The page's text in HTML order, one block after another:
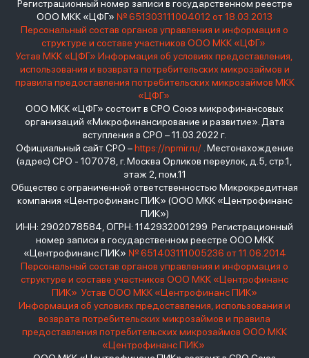
Регистрационный номер записи в государственном реестре
ООО МКК «ЦФГ» № 651303111004012 от 18.03.2013
Персональный состав органов управления и информация о
структуре и составе участников ООО МКК «ЦФГ»
Устав МКК «ЦФГ» Информация об условиях предоставления,
использования и возврата потребительских микрозаймов и
правила предоставления потребительских микрозаймов МКК
«ЦФГ»
ООО МКК «ЦФГ» состоит в СРО Союз микрофинансовых
организаций «Микрофинансирование и развитие». Дата
вступления в СРО – 11.03.2022 г.
Официальный сайт СРО –https://npmir.ru/. Местонахождение
(адрес) СРО - 107078, г. Москва Орликов переулок, д.5, стр.1,
этаж 2, пом.11
Общество с ограниченной ответственностью Микрокредитная
компания «Центрофинанс ПИК» (ООО МКК «Центрофинанс
ПИК»)
ИНН: 2902078584, ОГРН: 1142932001299 Регистрационный
номер записи в государственном реестре ООО МКК
«Центрофинанс ПИК» № 651403111005236 от 11.06.2014
Персональный состав органов управления и информация о
структуре и составе участников ООО МКК «Центрофинанс
ПИК» Устав ООО МКК «Центрофинанс ПИК»
Информация об условиях предоставления, использования и
возврата потребительских микрозаймов и правила
предоставления потребительских микрозаймов ООО МКК
«Центрофинанс ПИК»